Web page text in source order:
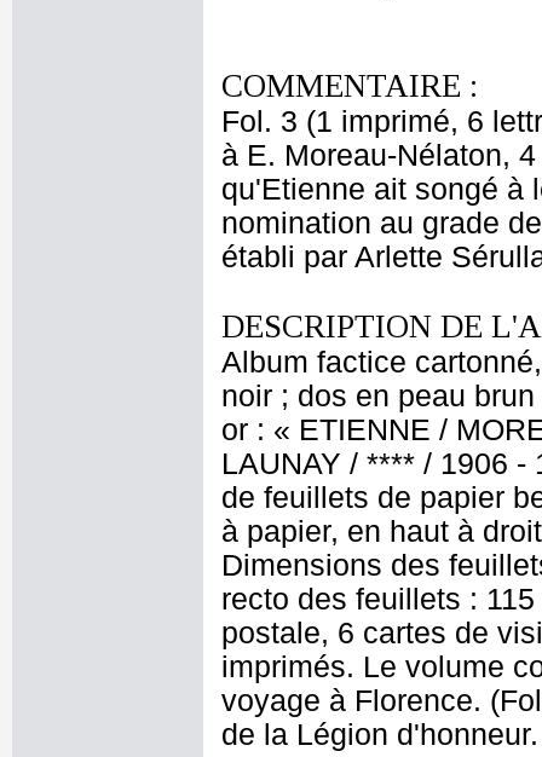
COMMENTAIRE :
Fol. 3 (1 imprimé, 6
à E. Moreau-Nélaton,
qu'Etienne ait songé à
nomination au grade
établi par Arlette
DESCRIPTION DE
Album factice
noir ; dos en peau
or : « ETIENNE /
LAUNAY / **** / 1906
de feuillets de papier
à papier, en haut à
Dimensions des
recto des feuillets :
postale, 6 cartes de
imprimés. Le volume
voyage à Florence.
de la Légion